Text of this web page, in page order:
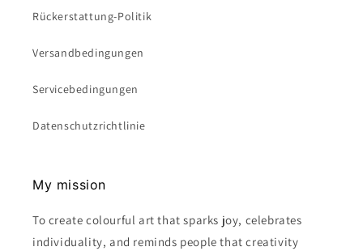
Rückerstattung-Politik
Versandbedingungen
Servicebedingungen
Datenschutzrichtlinie
My mission
To create colourful art that sparks joy, celebrates
individuality, and reminds people that creativity